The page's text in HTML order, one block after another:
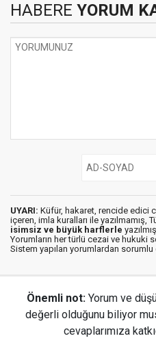
HABERE YORUM
UYARI: Küfür, hakaret, rencide edici
içeren, imla kuralları ile yazılmamış,
isimsiz ve büyük harflerle
Yorumların her türlü cezai ve hukuki
Sistem yapılan yorumlardan sorumlu
Önemli not: Yorum ve
değerli olduğunu biliyor
cevaplarımıza